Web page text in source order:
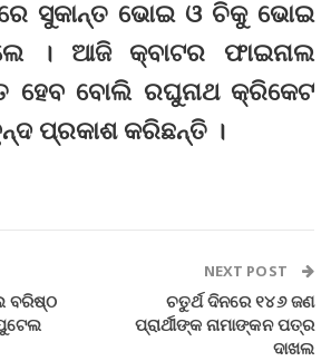
ସୁକାନ୍ତ ଭୋଇ ଓ ଚିକୁ ଭୋଇ
। ଆଜି କ୍ବାଟର ଫାଇନାଲ
ହେବ ବୋଲି ରଘୁନାଥ କ୍ରିକେଟ
ପ୍ରକାଶ କରିଛନ୍ତି ।
ବରିଷ୍ଠ
NEXT POST
ଚତୁର୍ଥ ଦିନରେ ୧୪୬ ଜଣ
ପ୍ରାର୍ଥୀଙ୍କ ନାମାଙ୍କନ ପତ୍ର
ଦାଖଲ